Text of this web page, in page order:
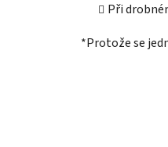
Při
*Protože se